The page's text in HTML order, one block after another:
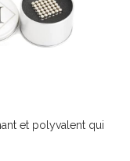
et polyvalent qui